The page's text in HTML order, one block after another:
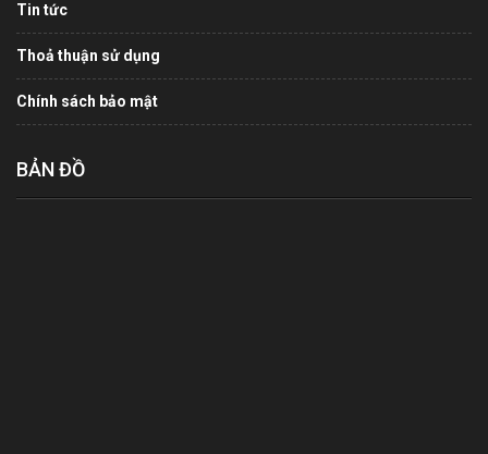
Tin tức
Thoả thuận sử dụng
Chính sách bảo mật
BẢN ĐỒ